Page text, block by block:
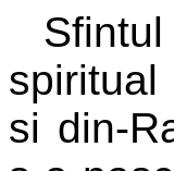
spiritual
si din-